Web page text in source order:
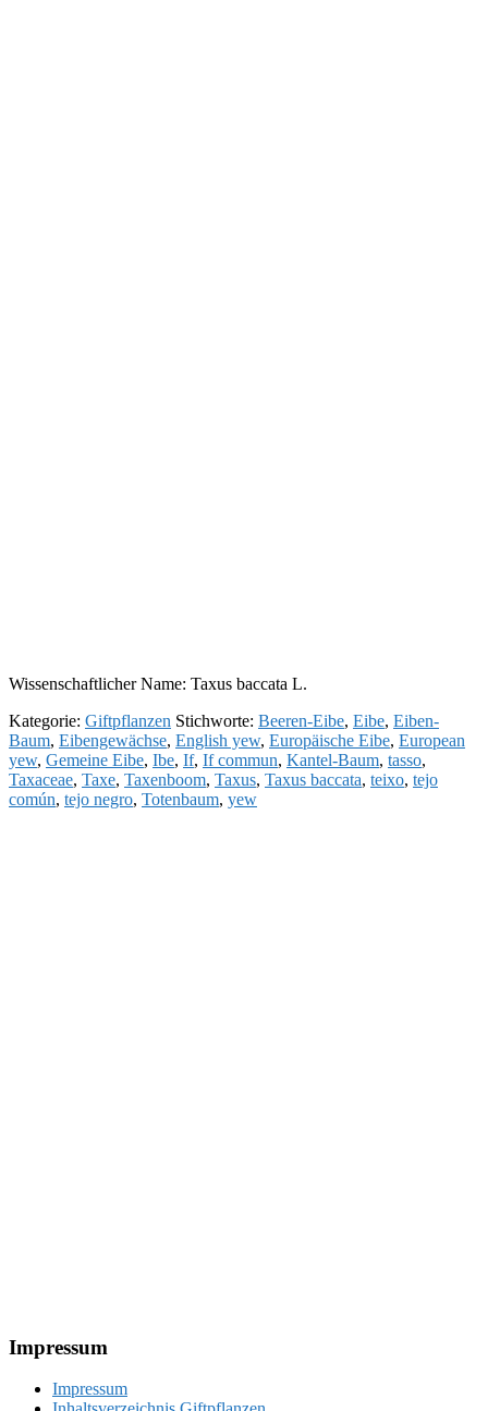
Wissenschaftlicher Name: Taxus baccata L.
Kategorie: Giftpflanzen Stichworte: Beeren-Eibe, Eibe, Eiben-
Baum, Eibengewächse, English yew, Europäische Eibe, European
yew, Gemeine Eibe, Ibe, If, If commun, Kantel-Baum, tasso,
Taxaceae, Taxe, Taxenboom, Taxus, Taxus baccata, teixo, tejo
común, tejo negro, Totenbaum, yew
Footer
Impressum
Impressum